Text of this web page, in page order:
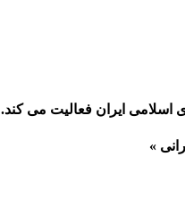
اسلامی ایران فعالیت می کند.
»